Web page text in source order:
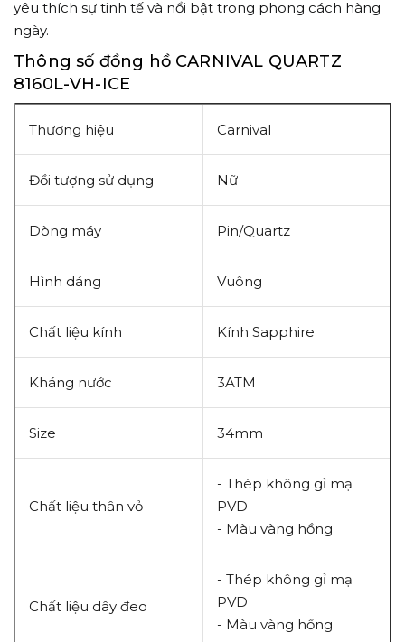
yêu thích sự tinh tế và nổi bật trong phong cách hàng
ngày.
Thông số đồng hồ CARNIVAL QUARTZ
8160L-VH-ICE
Thương hiệu Carnival
Đồi tượng sử dụng Nữ
Dòng máy Pin/Quartz
Hình dáng Vuông
Chất liệu kính Kính Sapphire
Kháng nước 3ATM
Size 34mm
Chất liệu thân vỏ
- Thép không gỉ mạ
PVD
- Màu vàng hồng
Chất liệu dây đeo
- Thép không gỉ mạ
PVD
- Màu vàng hồng